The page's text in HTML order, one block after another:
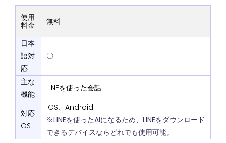
使用
料金
無料
日本
語対
応
〇
主な
機能
LINEを使った会話
対応
OS
iOS、Android
※LINEを使ったAIになるため、LINEをダウンロード
できるデバイスならどれでも使用可能。